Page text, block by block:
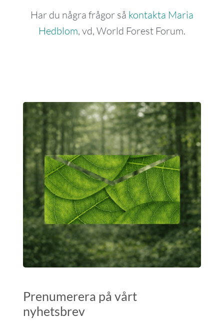
Har du några frågor så kontakta Maria
Hedblom, vd, World Forest Forum.
Prenumerera på vårt
nyhetsbrev